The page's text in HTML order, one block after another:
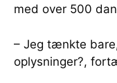
med over 500
– Jeg tænkte
oplysninger?,